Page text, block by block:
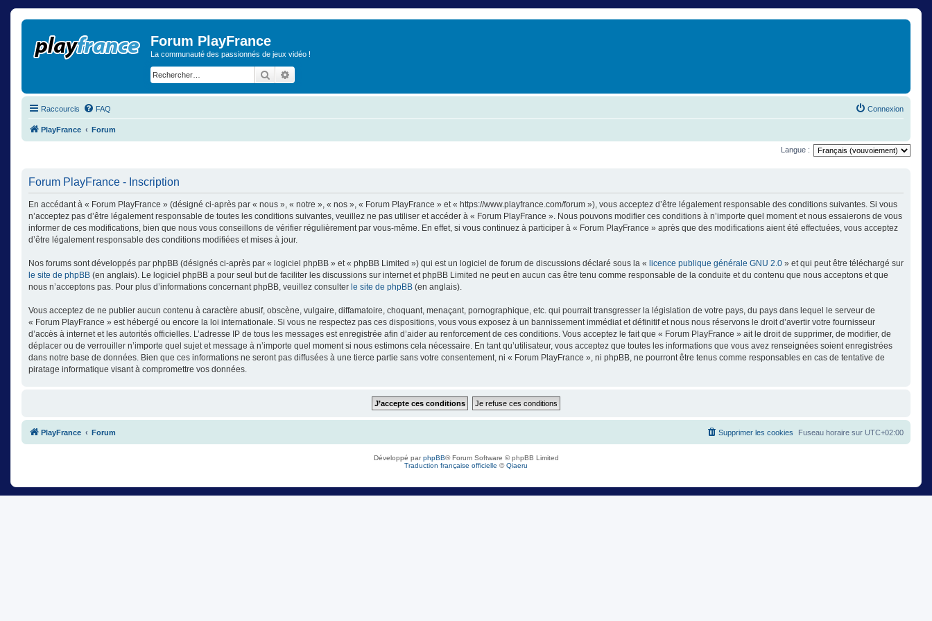
Forum PlayFrance
La communauté des passionnés de jeux vidéo !
Rechercher
Raccourcis FAQ Connexion
PlayFrance Forum
Langue :
Forum PlayFrance - Inscription
En accédant à « Forum PlayFrance » (désigné ci-après par « nous », « notre », « nos », « Forum PlayFrance » et « https://www.playfrance.com/forum »), vous acceptez d’être légalement responsable des conditions suivantes. Si vous
n’acceptez pas d’être légalement responsable de toutes les conditions suivantes, veuillez ne pas utiliser et accéder à « Forum PlayFrance ». Nous pouvons modifier ces conditions à n’importe quel moment et nous essaierons de vous
informer de ces modifications, bien que nous vous conseillons de vérifier régulièrement par vous-même. En effet, si vous continuez à participer à « Forum PlayFrance » après que des modifications aient été effectuées, vous acceptez
d’être légalement responsable des conditions modifiées et mises à jour.
Nos forums sont développés par phpBB (désignés ci-après par « logiciel phpBB » et « phpBB Limited ») qui est un logiciel de forum de discussions déclaré sous la « licence publique générale GNU 2.0 » et qui peut être téléchargé sur
le site de phpBB (en anglais). Le logiciel phpBB a pour seul but de faciliter les discussions sur internet et phpBB Limited ne peut en aucun cas être tenu comme responsable de la conduite et du contenu que nous acceptons et que
nous n’acceptons pas. Pour plus d’informations concernant phpBB, veuillez consulter le site de phpBB (en anglais).
Vous acceptez de ne publier aucun contenu à caractère abusif, obscène, vulgaire, diffamatoire, choquant, menaçant, pornographique, etc. qui pourrait transgresser la législation de votre pays, du pays dans lequel le serveur de
« Forum PlayFrance » est hébergé ou encore la loi internationale. Si vous ne respectez pas ces dispositions, vous vous exposez à un bannissement immédiat et définitif et nous nous réservons le droit d’avertir votre fournisseur
d’accès à internet et les autorités officielles. L’adresse IP de tous les messages est enregistrée afin d’aider au renforcement de ces conditions. Vous acceptez le fait que « Forum PlayFrance » ait le droit de supprimer, de modifier, de
déplacer ou de verrouiller n’importe quel sujet et message à n’importe quel moment si nous estimons cela nécessaire. En tant qu’utilisateur, vous acceptez que toutes les informations que vous avez renseignées soient enregistrées
dans notre base de données. Bien que ces informations ne seront pas diffusées à une tierce partie sans votre consentement, ni « Forum PlayFrance », ni phpBB, ne pourront être tenus comme responsables en cas de tentative de
piratage informatique visant à compromettre vos données.
PlayFrance Forum Fuseau horaire sur UTC+02:00
Supprimer les cookies
Développé parphpBB® Forum Software © phpBB Limited
Traduction française officielle ©Qiaeru